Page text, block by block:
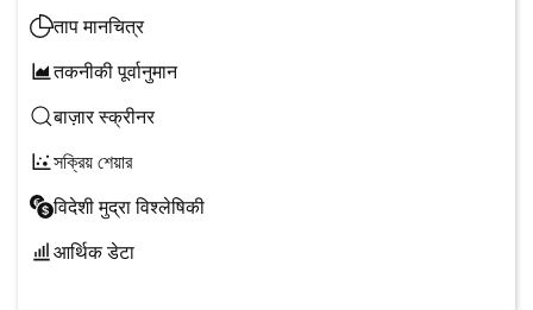
ताप मानचित्र
तकनीकी पूर्वानुमान
बाज़ार स्क्रीनर
সক্রিয় শেয়ার
विदेशी मुद्रा विश्लेषिकी
आर्थिक डेटा